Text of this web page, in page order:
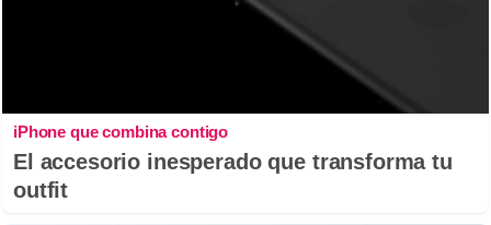
iPhone que combina contigo
El accesorio inesperado que transforma tu
outfit